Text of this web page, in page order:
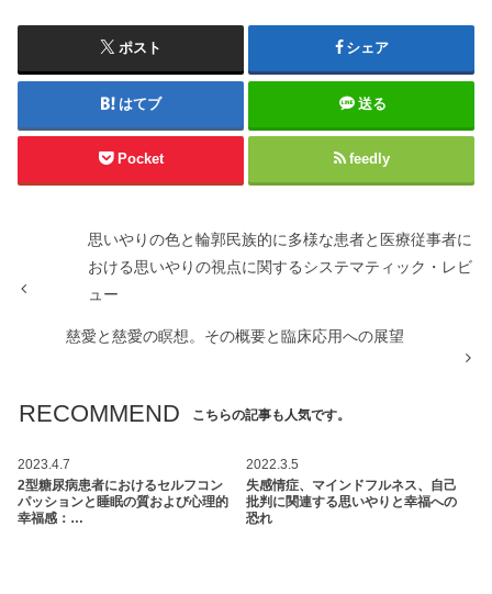
ポスト シェア
はてブ 送る
Pocket feedly
思いやりの色と輪郭民族的に多様な患者と医療従事者に
おける思いやりの視点に関するシステマティック・レビ
ュー
慈愛と慈愛の瞑想。その概要と臨床応用への展望
RECOMMEND こちらの記事も人気です。
2023.4.7
2型糖尿病患者におけるセルフコン
パッションと睡眠の質および心理的
幸福感：…
2022.3.5
失感情症、マインドフルネス、自己
批判に関連する思いやりと幸福への
恐れ